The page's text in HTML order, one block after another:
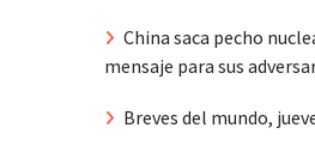
China saca pecho
mensaje para sus
Breves del mundo,